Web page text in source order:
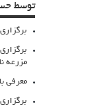
توسط
مزرعه
معرفی